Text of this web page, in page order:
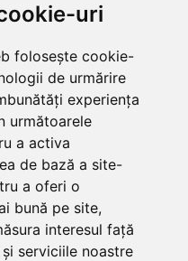
uri
folosește cookie-
de urmărire
experiența
următoarele
a activa
de bază a site-
a oferi o
bună pe site,
interesul față
serviciile noastre
13176/1991